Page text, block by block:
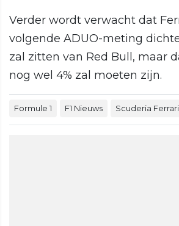
Verder wordt verwacht dat
volgende ADUO-meting
zal zitten van Red Bull, maar
nog wel 4% zal moeten zijn.
Formule 1 F1 Nieuws Scuderia Ferrari